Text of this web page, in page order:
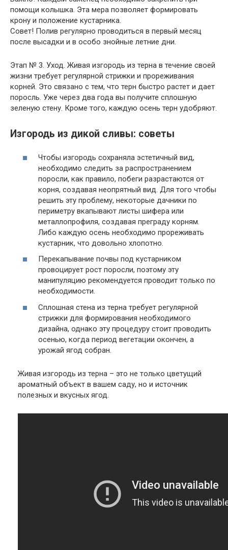
помощи колышка. Эта мера позволяет формировать
крону и положение кустарника.
Совет! Полив регулярно проводиться в первый месяц
после высадки и в особо знойные летние дни.
Этап № 3. Уход. Живая изгородь из терна в течение своей
жизни требует регулярной стрижки и прореживания
корней. Это связано с тем, что терн быстро растет и дает
поросль. Уже через два года вы получите сплошную
зеленую стену. Кроме того, каждую осень терн удобряют.
Изгородь из дикой сливы: советы
Чтобы изгородь сохраняла эстетичный вид,
необходимо следить за распространением
поросли, как правило, побеги разрастаются от
корня, создавая неопрятный вид. Для того чтобы
решить эту проблему, некоторые дачники по
периметру вкапывают листы шифера или
металлопрофиля, создавая преграду корням.
Либо каждую осень необходимо прореживать
кустарник, что довольно хлопотно.
Перекапывание почвы под кустарником
провоцирует рост поросли, поэтому эту
манипуляцию рекомендуется проводит только по
необходимости.
Сплошная стена из терна требует регулярной
стрижки для формирования необходимого
дизайна, однако эту процедуру стоит проводить
осенью, когда период вегетации окончен, а
урожай ягод собран.
Живая изгородь из терна – это не только цветущий
ароматный объект в вашем саду, но и источник
полезных и вкусных ягод.